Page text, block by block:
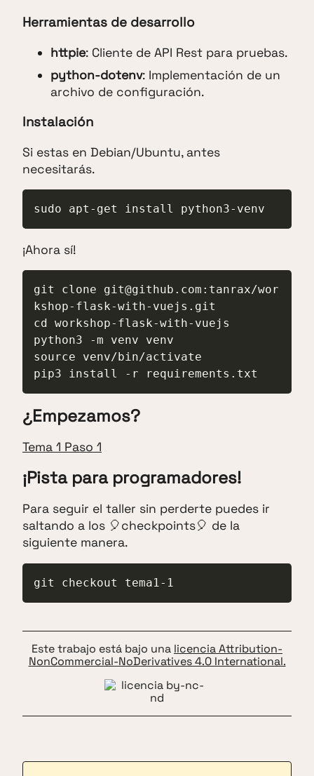
Herramientas de desarrollo
httpie: Cliente de API Rest para pruebas.
python-dotenv: Implementación de un
archivo de configuración.
Instalación
Si estas en Debian/Ubuntu, antes
necesitarás.
sudo apt-get install python3-venv
¡Ahora sí!
git clone git@github.com:tanrax/wor
kshop-flask-with-vuejs.git
cd workshop-flask-with-vuejs
python3 -m venv venv
source venv/bin/activate
pip3 install -r requirements.txt
¿Empezamos?
Tema 1 Paso 1
¡Pista para programadores!
Para seguir el taller sin perderte puedes ir
saltando a los 🎈checkpoints🎈 de la
siguiente manera.
git checkout tema1-1
Este trabajo está bajo una licencia Attribution-
NonCommercial-NoDerivatives 4.0 International.